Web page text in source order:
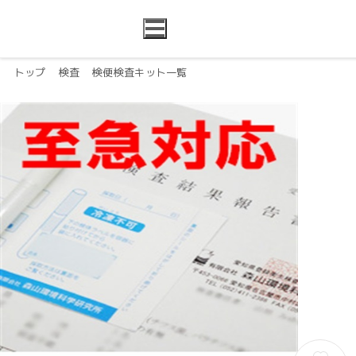
トップ 検査 検便検査キット一覧